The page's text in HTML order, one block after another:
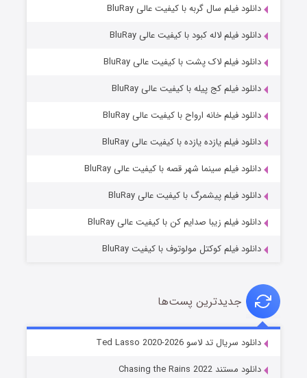
قسمت۷ (زیرنویس) منتشر شد
شوگر فصل ۲
خاندان اژدها فصل ۳
دانلود فیلم سال گربه با کیفیت عالی BluRay
دانلود فیلم لاله کبود با کیفیت عالی BluRay
دانلود فیلم لاک پشت با کیفیت عالی BluRay
دانلود فیلم کج‌ پیله با کیفیت عالی BluRay
دانلود فیلم خانه ارواح با کیفیت عالی BluRay
دانلود فیلم یازده یازده با کیفیت عالی BluRay
دانلود فیلم سینما شهر قصه با کیفیت عالی BluRay
دانلود فیلم پیشمرگ با کیفیت عالی BluRay
دانلود فیلم زیبا صدایم کن با کیفیت عالی BluRay
دانلود فیلم کوکتل مولوتوف با کیفیت BluRay
جدیدترین پست‌ها
دانلود سریال تد لاسو Ted Lasso 2020-2026
دانلود مستند Chasing the Rains 2022